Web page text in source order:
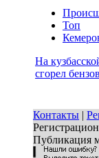
Топ
На
сгорел
Контакты |
Публикация